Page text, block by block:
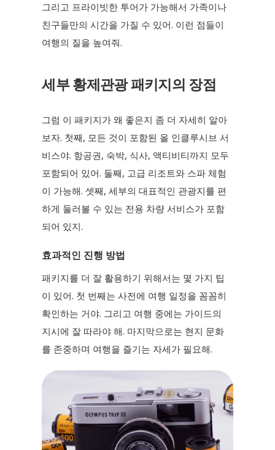
그리고 프라이빗한 투어가 가능해서 가족이나
친구들만의 시간을 가질 수 있어. 이런 점들이
여행의 질을 높여줘.
세부 황제관광 패키지의 장점
그럼 이 패키지가 왜 좋은지 좀 더 자세히 알아
보자. 첫째, 모든 것이 포함된 올 인클루시브 서
비스야. 항공권, 숙박, 식사, 액티비티까지 모두
포함되어 있어. 둘째, 고급 리조트와 스파 체험
이 가능해. 셋째, 세부의 대표적인 관광지를 편
하게 둘러볼 수 있는 전용 차량 서비스가 포함
되어 있지.
효과적인 진행 방법
패키지를 더 잘 활용하기 위해서는 몇 가지 팁
이 있어. 첫 번째는 사전에 여행 일정을 꼼꼼히
확인하는 거야. 그리고 여행 중에는 가이드의
지시에 잘 따라야 해. 마지막으로는 현지 문화
를 존중하며 여행을 즐기는 자세가 필요해.